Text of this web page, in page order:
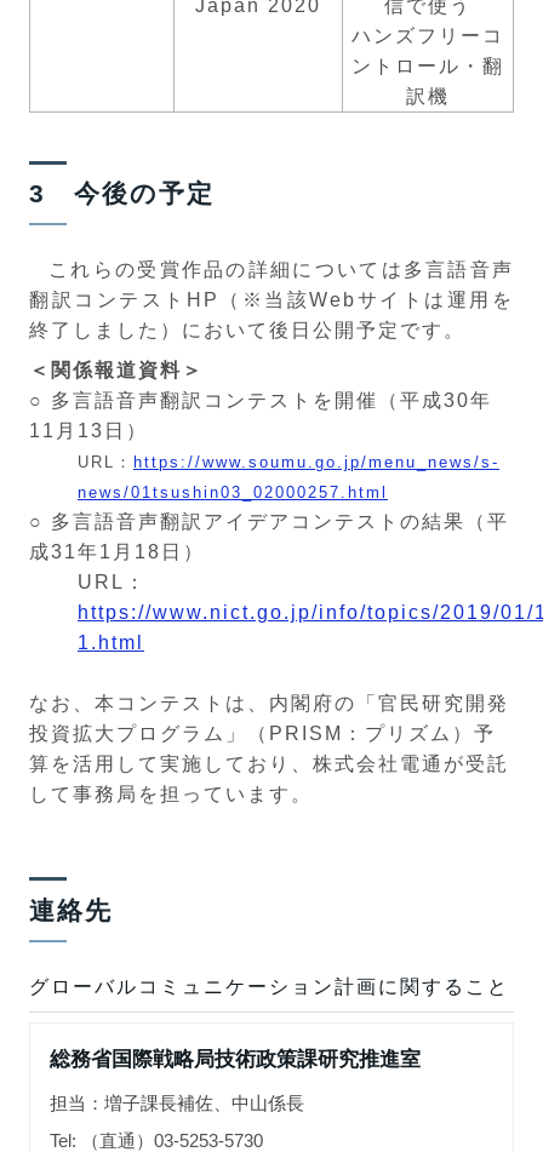
Japan 2020
信で使う
ハンズフリーコ
ントロール・翻
訳機
3 今後の予定
これらの受賞作品の詳細については多言語音声
翻訳コンテストHP（※当該Webサイトは運用を
終了しました）において後日公開予定です。
＜関係報道資料＞
○ 多言語音声翻訳コンテストを開催（平成30年
11月13日）
URL： https://www.soumu.go.jp/menu_news/s-
news/01tsushin03_02000257.html
○ 多言語音声翻訳アイデアコンテストの結果（平
成31年1月18日）
URL：
https://www.nict.go.jp/info/topics/2019/01/
1.html
なお、本コンテストは、内閣府の「官民研究開発
投資拡大プログラム」（PRISM：プリズム）予
算を活用して実施しており、株式会社電通が受託
して事務局を担っています。
連絡先
グローバルコミュニケーション計画に関すること
総務省国際戦略局技術政策課研究推進室
担当：増子課長補佐、中山係長
Tel: （直通）03-5253-5730